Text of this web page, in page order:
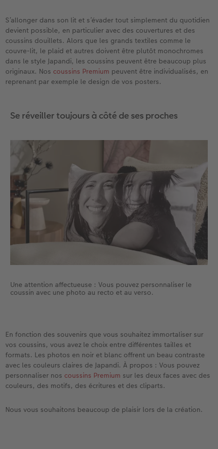
S’allonger dans son lit et s’évader tout simplement du quotidien
devient possible, en particulier avec des couvertures et des
coussins douillets. Alors que les grands textiles comme le
couvre-lit, le plaid et autres doivent être plutôt monochromes
dans le style Japandi, les coussins peuvent être beaucoup plus
originaux. Nos coussins Premium peuvent être individualisés, en
reprenant par exemple le design de vos posters.
Se réveiller toujours à côté de ses proches
Une attention affectueuse : Vous pouvez personnaliser le
coussin avec une photo au recto et au verso.
En fonction des souvenirs que vous souhaitez immortaliser sur
vos coussins, vous avez le choix entre différentes tailles et
formats. Les photos en noir et blanc offrent un beau contraste
avec les couleurs claires de Japandi. À propos : Vous pouvez
personnaliser nos coussins Premium sur les deux faces avec des
couleurs, des motifs, des écritures et des cliparts.
Nous vous souhaitons beaucoup de plaisir lors de la création.